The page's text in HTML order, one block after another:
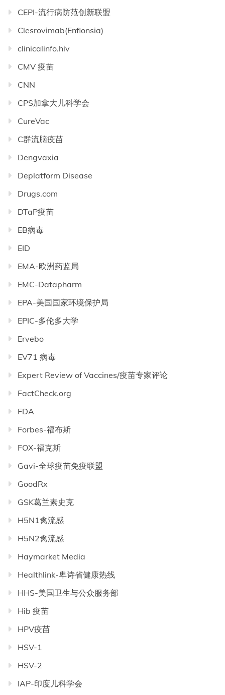
CEPI-流行病防范创新联盟
Clesrovimab(Enflonsia)
clinicalinfo.hiv
CMV 疫苗
CNN
CPS加拿大儿科学会
CureVac
C群流脑疫苗
Dengvaxia
Deplatform Disease
Drugs.com
DTaP疫苗
EB病毒
EID
EMA-欧洲药监局
EMC-Datapharm
EPA-美国国家环境保护局
EPIC-多伦多大学
Ervebo
EV71 病毒
Expert Review of Vaccines/疫苗专家评论
FactCheck.org
FDA
Forbes-福布斯
FOX-福克斯
Gavi-全球疫苗免疫联盟
GoodRx
GSK葛兰素史克
H5N1禽流感
H5N2禽流感
Haymarket Media
Healthlink-卑诗省健康热线
HHS-美国卫生与公众服务部
Hib 疫苗
HPV疫苗
HSV-1
HSV-2
IAP-印度儿科学会